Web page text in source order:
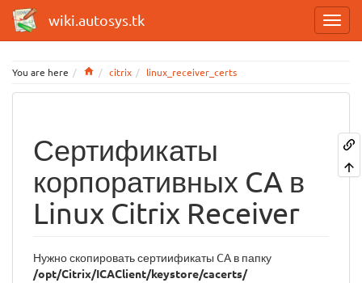
wiki.autosys.tk
You are here Homecitrix linux_receiver_certs
Сертификаты
корпоративных CA в
Linux Citrix Receiver
Нужно скопировать сертиификаты CA в папку
/opt/Citrix/ICAClient/keystore/cacerts/